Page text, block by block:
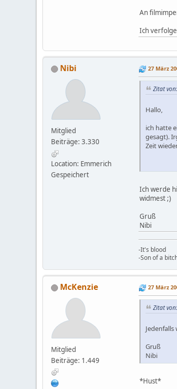
An
Ich
Nibi
Mitglied
Beiträge: 3.330
Location: Emmerich
Gespeichert
27 März
Zitat
Hallo,
ich hatte
gesagt).
Zeit
Ich werde
widmest ;)
Gruß
Nibi
-It's blood
-Son of a
McKenzie
Mitglied
Beiträge: 1.449
27 März
Zitat
Gruß
Nibi
*Hust*